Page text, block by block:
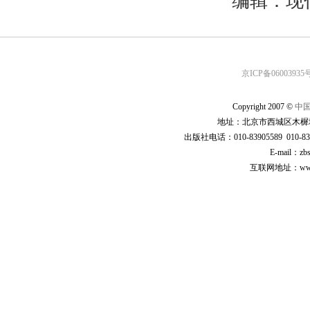
京ICP备06003935
Copyright 2007 © 中
地址：北京市西城区木
出版社电话：010-83905589 010-
E-mail：
互联网地址：